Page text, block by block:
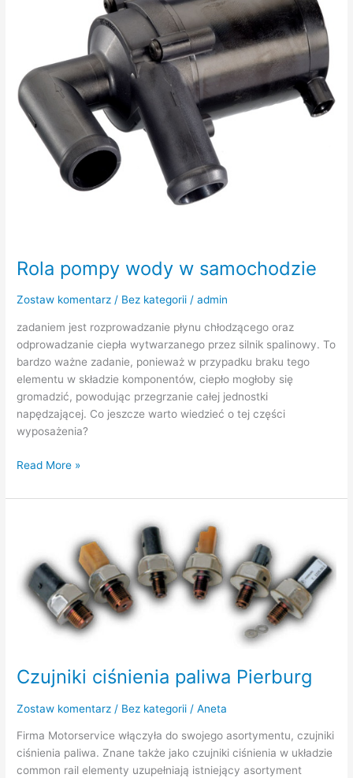
Rola pompy wody w samochodzie
Zostaw komentarz / Bez kategorii /admin
zadaniem jest rozprowadzanie płynu chłodzącego oraz
odprowadzanie ciepła wytwarzanego przez silnik spalinowy. To
bardzo ważne zadanie, ponieważ w przypadku braku tego
elementu w składzie komponentów, ciepło mogłoby się
gromadzić, powodując przegrzanie całej jednostki
napędzającej. Co jeszcze warto wiedzieć o tej części
wyposażenia?
Read More »
Czujniki ciśnienia paliwa Pierburg
Zostaw komentarz / Bez kategorii /Aneta
Firma Motorservice włączyła do swojego asortymentu, czujniki
ciśnienia paliwa. Znane także jako czujniki ciśnienia w układzie
common rail elementy uzupełniają istniejący asortyment
paliwa
Pierburg